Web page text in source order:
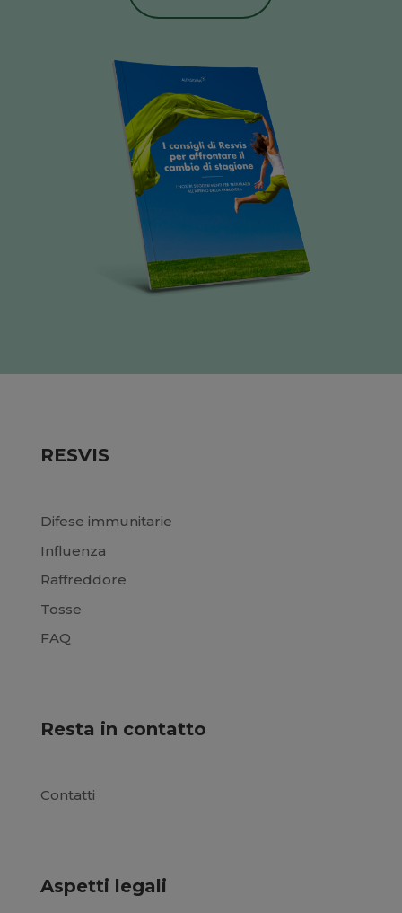
RESVIS
Difese immunitarie
Influenza
Raffreddore
Tosse
FAQ
Resta in contatto
Contatti
Aspetti legali